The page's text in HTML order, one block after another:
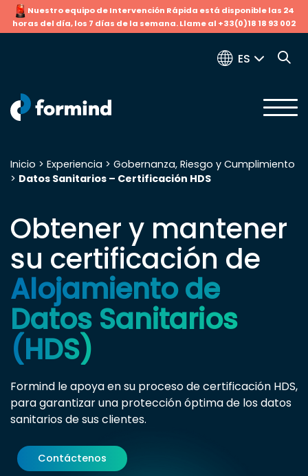
Nuestro equipo de Intervención Rápida está disponible las 24
horas del día, los 7 días de la semana. Llame al +33(0)18 18 93 002
ES
Buscar:
Inicio > Experiencia > Gobernanza, Riesgo y Cumplimiento
> Datos Sanitarios – Certificación HDS
Obtener y mantener
su certificación de
Alojamiento de
Datos Sanitarios
(HDS)
Formind le apoya en su proceso de certificación HDS,
para garantizar una protección óptima de los datos
sanitarios de sus clientes.
Contáctenos